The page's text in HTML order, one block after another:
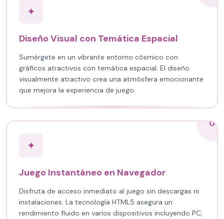
✦
Diseño Visual con Temática Espacial
Sumérgete en un vibrante entorno cósmico con
gráficos atractivos con temática espacial. El diseño
visualmente atractivo crea una atmósfera emocionante
que mejora la experiencia de juego.
04
✦
Juego Instantáneo en Navegador
Disfruta de acceso inmediato al juego sin descargas ni
instalaciones. La tecnología HTML5 asegura un
rendimiento fluido en varios dispositivos incluyendo PC,